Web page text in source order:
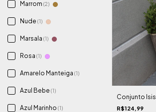
Marrom (2)
Nude (1)
Marsala (1)
Rosa (1)
Amarelo Manteiga (1)
Azul Bebe (1)
Azul Marinho (1)
Conjunto Isis
R$124,99